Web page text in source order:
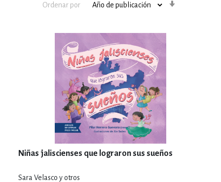
Ordenar por
Niñas jaliscienses que lograron sus sueños
Sara Velasco y otros